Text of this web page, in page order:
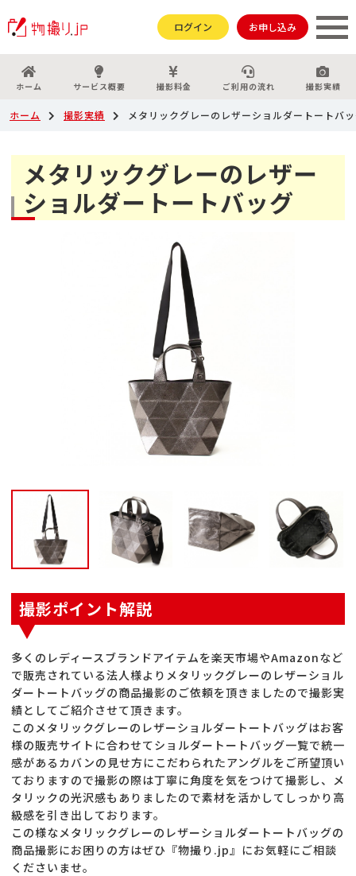
ログイン お申し込み
ホーム サービス概要 撮影料金 ご利用の流れ 撮影実績
ホーム 撮影実績 メタリックグレーのレザーショルダートートバ
メタリックグレーのレザー
ショルダートートバッグ
撮影ポイント解説
多くのレディースブランドアイテムを楽天市場やAmazonなど
で販売されている法人様よりメタリックグレーのレザーショル
ダートートバッグの商品撮影のご依頼を頂きましたので撮影実
績としてご紹介させて頂きます。
このメタリックグレーのレザーショルダートートバッグはお客
様の販売サイトに合わせてショルダートートバッグ一覧で統一
感があるカバンの見せ方にこだわられたアングルをご所望頂い
ておりますので撮影の際は丁寧に角度を気をつけて撮影し、メ
タリックの光沢感もありましたので素材を活かしてしっかり高
級感を引き出しております。
この様なメタリックグレーのレザーショルダートートバッグの
商品撮影にお困りの方はぜひ『物撮り.jp』にお気軽にご相談
くださいませ。